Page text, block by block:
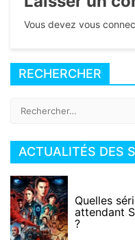
Vous devez vous
RECHERCHER
ACTUALITÉS DES
Quelles
attendant
?